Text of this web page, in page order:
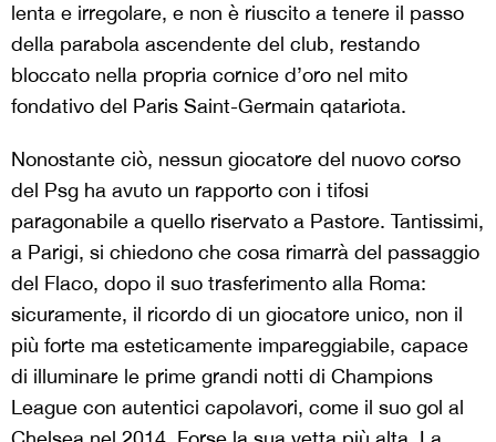
lenta e irregolare, e non è riuscito a tenere il passo
della parabola ascendente del club, restando
bloccato nella propria cornice d’oro nel mito
fondativo del Paris Saint-Germain qatariota.
Nonostante ciò, nessun giocatore del nuovo corso
del Psg ha avuto un rapporto con i tifosi
paragonabile a quello riservato a Pastore. Tantissimi,
a Parigi, si chiedono che cosa rimarrà del passaggio
del Flaco, dopo il suo trasferimento alla Roma:
sicuramente, il ricordo di un giocatore unico, non il
più forte ma esteticamente impareggiabile, capace
di illuminare le prime grandi notti di Champions
League con autentici capolavori, come il suo gol al